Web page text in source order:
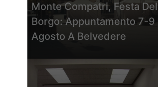
Monte Compatri, Festa Del
Borgo: Appuntamento 7-9
Agosto A Belvedere